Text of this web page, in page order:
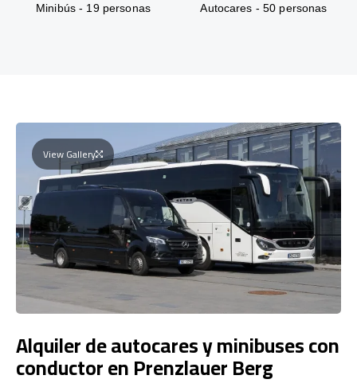
Minibús - 19 personas Autocares - 50 personas
View Gallery
Alquiler de autocares y minibuses con
conductor en Prenzlauer Berg